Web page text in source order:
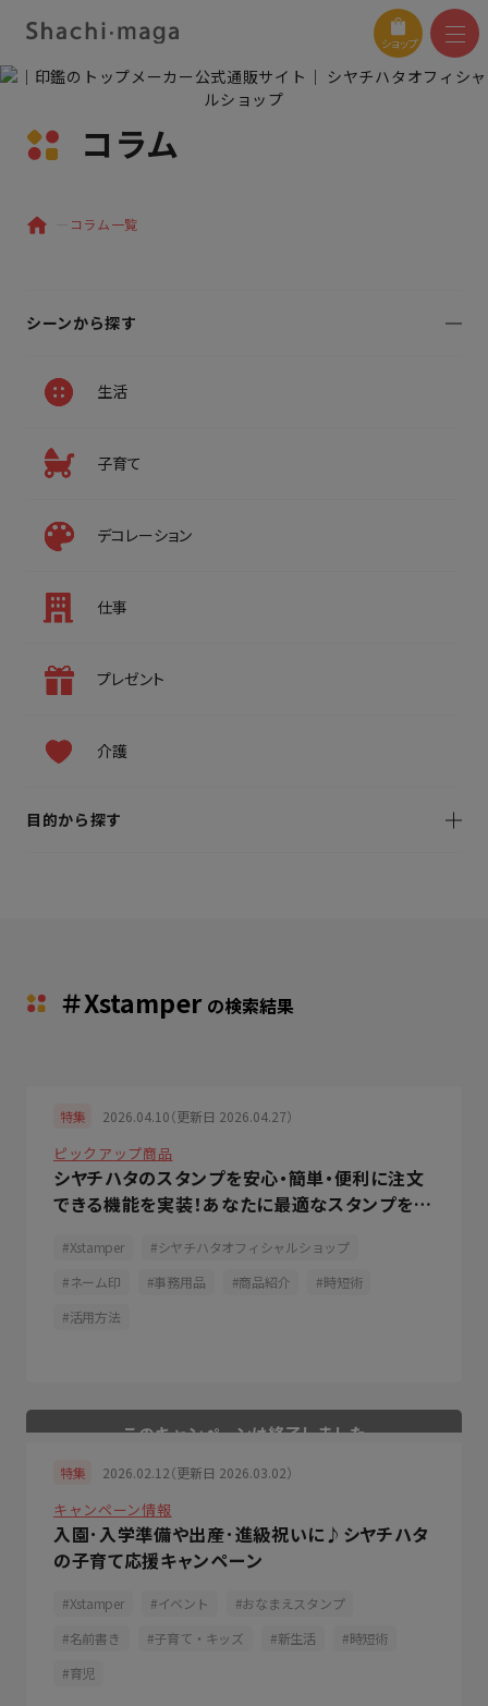
ショップ
コラム
コラム一覧
シーンから探す
生活
子育て
デコレーション
仕事
プレゼント
介護
目的から探す
＃Xstamper の検索結果
特集 2026.04.10（更新日 2026.04.27）
ピックアップ商品
シヤチハタのスタンプを安心・簡単・便利に注文
できる機能を実装！あなたに最適なスタンプをシ
Xstamper
シヤチハタオフィシャルショップ
ネーム印
事務用品 商品紹介
時短術
活用方法
特集 2026.02.12（更新日 2026.03.02）
キャンペーン情報
入園･入学準備や出産･進級祝いに♪シヤチハタ
の子育て応援キャンペーン
Xstamper イベント
おなまえスタンプ
名前書き
子育て・キッズ 新生活
時短術
育児